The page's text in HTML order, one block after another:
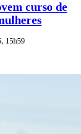
curso de
15h59